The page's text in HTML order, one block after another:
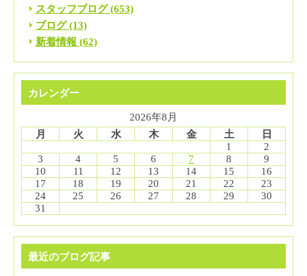
スタッフブログ (653)
ブログ (13)
新着情報 (62)
カレンダー
2026年8月
月
火 水 木 金 土
日
1
2
3
4 5 6 7 8
9
10
11 12 13 14 15
16
17
18 19 20 21 22
23
24
25 26 27 28 29
30
31
最近のブログ記事